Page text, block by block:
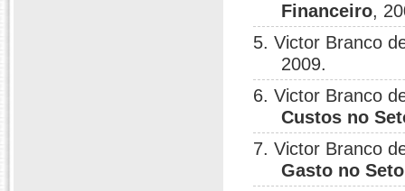
Financeiro,
5. Victor Branco
2009.
6. Victor Branco
Custos no
7. Victor Branco
Gasto no